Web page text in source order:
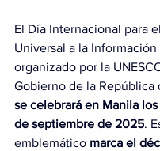
El Día Internacional para
Universal a la Información
organizado por la
Gobierno de la República
se celebrará en Manila
de septiembre de 2025.
emblemático marca el